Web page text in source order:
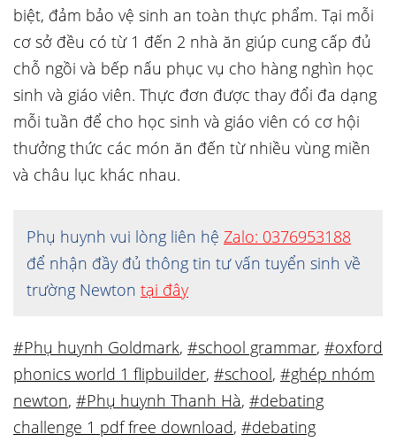
biệt, đảm bảo vệ sinh an toàn thực phẩm. Tại mỗi
cơ sở đều có từ 1 đến 2 nhà ăn giúp cung cấp đủ
chỗ ngồi và bếp nấu phục vụ cho hàng nghìn học
sinh và giáo viên. Thực đơn được thay đổi đa dạng
mỗi tuần để cho học sinh và giáo viên có cơ hội
thưởng thức các món ăn đến từ nhiều vùng miền
và châu lục khác nhau.
Phụ huynh vui lòng liên hệ Zalo: 0376953188
để nhận đầy đủ thông tin tư vấn tuyển sinh về
trường Newton tại đây
#Phụ huynh Goldmark, #school grammar, #oxford
phonics world 1 flipbuilder, #school, #ghép nhóm
newton, #Phụ huynh Thanh Hà, #debating
challenge 1 pdf free download, #debating